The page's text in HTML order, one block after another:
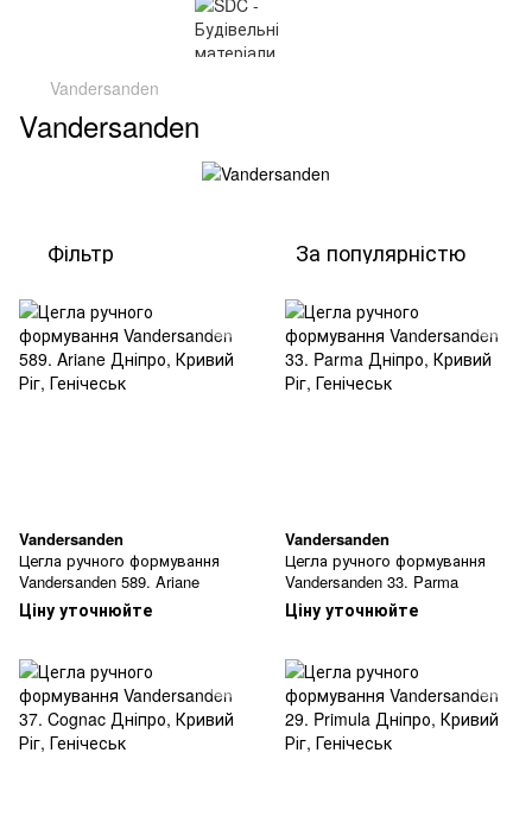
Vandersanden
Vandersanden
Фільтр За популярністю
Vandersanden
Цегла ручного формування
Vandersanden 589. Ariane
Ціну уточнюйте
Vandersanden
Цегла ручного формування
Vandersanden 33. Parma
Ціну уточнюйте